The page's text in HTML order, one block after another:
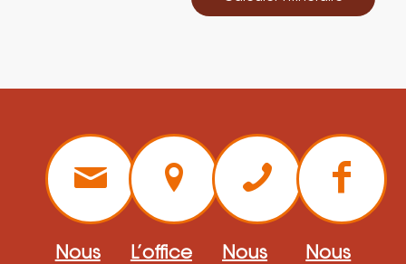
Nous
L’office
Nous
Nous